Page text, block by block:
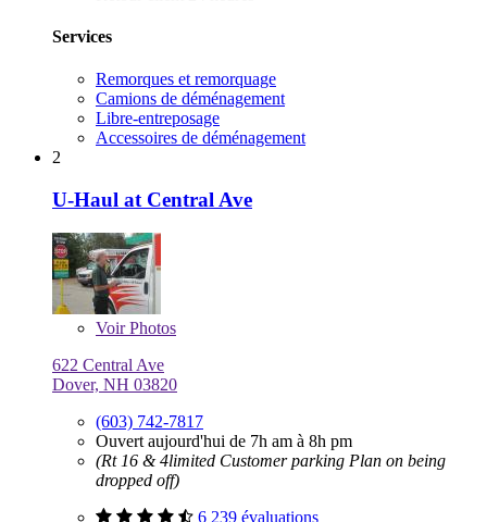
Services
Remorques et remorquage
Camions de déménagement
Libre-entreposage
Accessoires de déménagement
2
U-Haul at Central Ave
VoirPhotos
622 Central Ave
Dover, NH 03820
(603) 742-7817
Ouvert aujourd'hui de 7h am à 8h pm
(Rt 16 & 4limited Customer parking Plan on being
dropped off)
6 239 évaluations